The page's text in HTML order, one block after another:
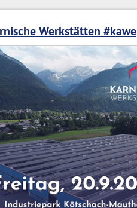
Werkstätten #kawe